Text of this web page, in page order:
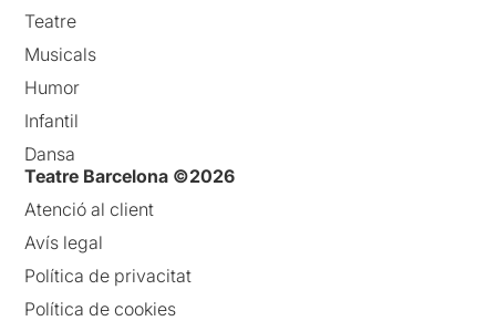
Teatre
Musicals
Humor
Infantil
Dansa
Teatre Barcelona ©2026
Atenció al client
Avís legal
Política de privacitat
Política de cookies